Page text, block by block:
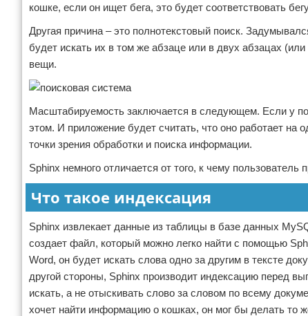
кошке, если он ищет бега, это будет соответствовать
Другая причина – это полнотекстовый поиск.
будет искать их в том же абзаце или в двух абзацах
вещи.
Масштабируемость заключается в следующем. Если у
этом. И приложение будет считать, что оно работает на
точки зрения обработки и поиска информации.
Sphinx немного отличается от того, к чему
Что такое индексация
Sphinx извлекает данные из таблицы в базе данных
создает файл, который можно легко найти с помощью
Word, он будет искать слова одно за другим в тексте
другой стороны, Sphinx производит индексацию перед
искать, а не отыскивать слово за словом по всему
хочет найти информацию о кошках, он мог бы делать то